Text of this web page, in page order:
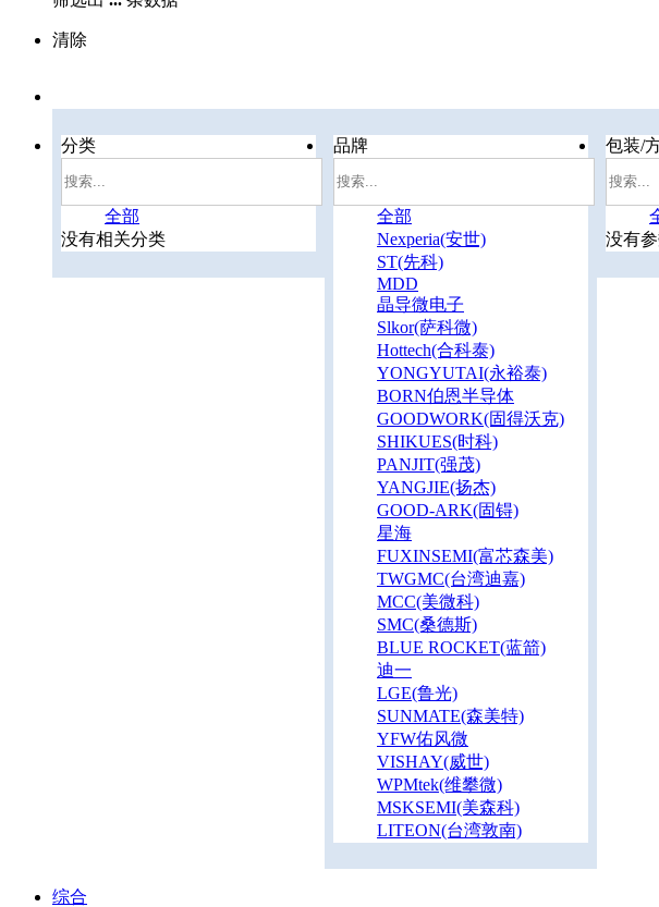
清除
分类
全部
没有相关分类
品牌
全部
Nexperia(安世)
ST(先科)
MDD
晶导微电子
Slkor(萨科微)
Hottech(合科泰)
YONGYUTAI(永裕泰)
BORN伯恩半导体
GOODWORK(固得沃克)
SHIKUES(时科)
PANJIT(强茂)
YANGJIE(扬杰)
GOOD-ARK(固锝)
星海
FUXINSEMI(富芯森美)
TWGMC(台湾迪嘉)
MCC(美微科)
SMC(桑德斯)
BLUE ROCKET(蓝箭)
迪一
LGE(鲁光)
SUNMATE(森美特)
YFW佑风微
VISHAY(威世)
WPMtek(维攀微)
MSKSEMI(美森科)
LITEON(台湾敦南)
包装/
没有
综合